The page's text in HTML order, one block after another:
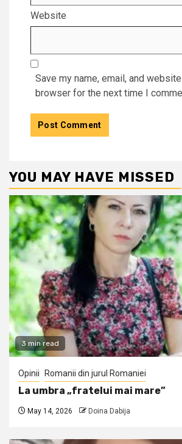
Website
Save my name, email, and
browser for the next time I
YOU MAY HAVE MISSED
3 min read
Opinii Romanii din jurul Romaniei
La umbra „fratelui mai mare”
May 14, 2026 Doina Dabija